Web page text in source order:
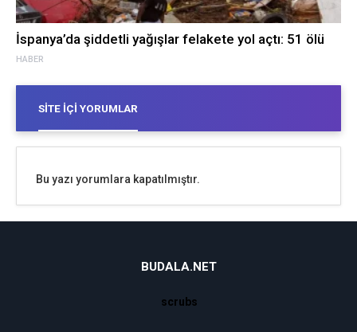
HABER
İspanya’da şiddetli yağışlar felakete yol açtı: 51 ölü
SITE İÇI YORUMLAR
Bu yazı yorumlara kapatılmıştır.
BUDALA.NET
scrubs